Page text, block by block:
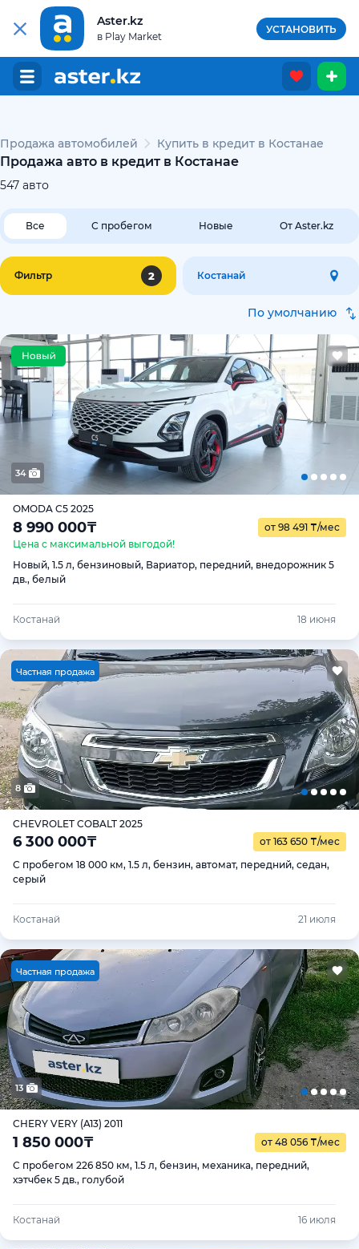
Aster.kz
в Play Market
УСТАНОВИТЬ
Продажа автомобилей Купить в кредит в Костанае
Продажа авто в кредит в Костанае
547 авто
Все С пробегом Новые От Aster.kz
Фильтр 2 Костанай
По умолчанию
34
OMODA C5 2025
8 990 000₸ от 98 491 ₸/мес
Цена с максимальной выгодой!
Новый, 1.5 л, бензиновый, Вариатор, передний, внедорожник 5
дв., белый
Костанай 18 июня
Частная продажа
8
CHEVROLET COBALT 2025
6 300 000₸ от 163 650 ₸/мес
С пробегом 18 000 км, 1.5 л, бензин, автомат, передний, седан,
серый
Костанай 21 июля
Частная продажа
13
CHERY VERY (A13) 2011
1 850 000₸ от 48 056 ₸/мес
С пробегом 226 850 км, 1.5 л, бензин, механика, передний,
хэтчбек 5 дв., голубой
Костанай 16 июля